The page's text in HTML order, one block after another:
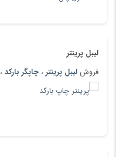
لیبل پرینتر
فروشلیبل پرینتر ، چاپگر بارکد ،